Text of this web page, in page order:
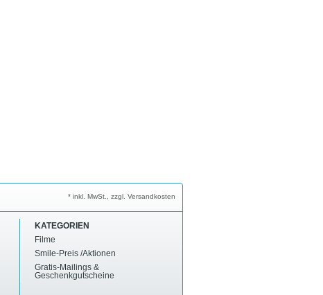
* inkl. MwSt., zzgl. Versandkosten
KATEGORIEN
Filme
Smile-Preis /Aktionen
Gratis-Mailings &
Geschenkgutscheine